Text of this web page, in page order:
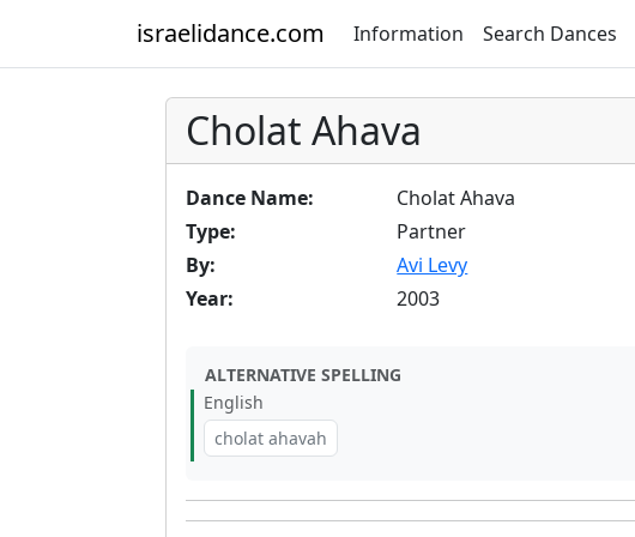
israelidance.com Information Search Dances
Cholat Ahava
Dance Name:
Cholat Ahava
Type:
Partner
By:
Avi Levy
Year:
2003
ALTERNATIVE SPELLING
English
cholat ahavah